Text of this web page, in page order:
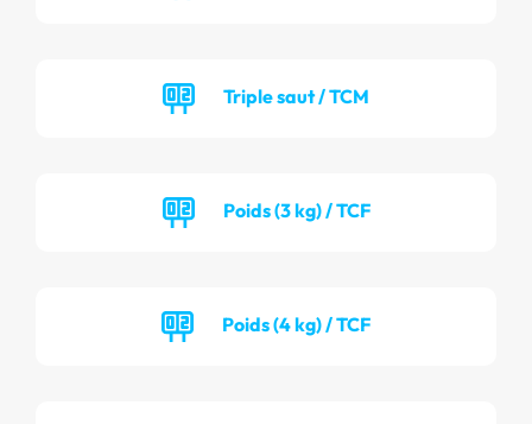
Triple saut / TCM
Poids (3 kg) / TCF
Poids (4 kg) / TCF